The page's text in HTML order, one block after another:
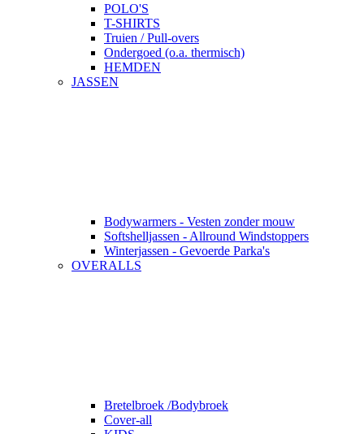
POLO'S
T-SHIRTS
Truien / Pull-overs
Ondergoed (o.a. thermisch)
HEMDEN
JASSEN
Bodywarmers - Vesten zonder mouw
Softshelljassen - Allround Windstoppers
Winterjassen - Gevoerde Parka's
OVERALLS
Bretelbroek /Bodybroek
Cover-all